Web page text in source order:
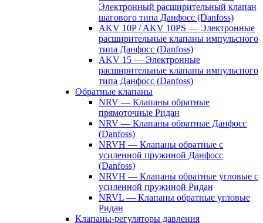
Электронный расширительный клапан
шагового типа Данфосс (Danfoss)
AKV 10P / AKV 10PS — Электронные
расширительные клапаны импульсного
типа Данфосс (Danfoss)
AKV 15 — Электронные
расширительные клапаны импульсного
типа Данфосс (Danfoss)
Обратные клапаны
NRV — Клапаны обратные
прямоточные Ридан
NRV — Клапаны обратные Данфосс
(Danfoss)
NRVH — Клапаны обратные с
усиленной пружиной Данфосс
(Danfoss)
NRVH — Клапаны обратные угловые с
усиленной пружиной Ридан
NRVL — Клапаны обратные угловые
Ридан
Клапаны-регуляторы давления